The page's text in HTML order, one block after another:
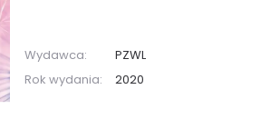
Wydawca:
PZWL
Rok wydania:
2020